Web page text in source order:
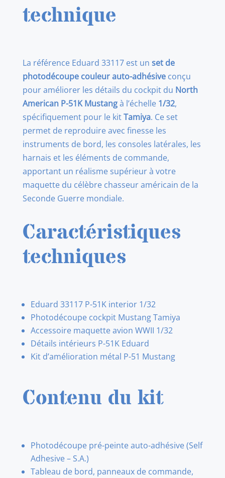
INTERIOR
technique
La référence Eduard 33117 est un set de
photodécoupe couleur auto-adhésiveconçu
pour améliorer les détails du cockpit du North
American P-51K Mustangà l’échelle 1/32,
spécifiquement pour le kitTamiya. Ce set
permet de reproduire avec finesse les
instruments de bord, les consoles latérales, les
harnais et les éléments de commande,
apportant un réalisme supérieur à votre
maquette du célèbre chasseur américain de la
Seconde Guerre mondiale.
Caractéristiques
techniques
Eduard 33117 P-51K interior 1/32
Photodécoupe cockpit Mustang Tamiya
Accessoire maquette avion WWII 1/32
Détails intérieurs P-51K Eduard
Kit d’amélioration métal P-51 Mustang
Contenu du kit
Photodécoupe pré-peinte auto-adhésive (Self
Adhesive – S.A.)
Tableau de bord, panneaux de commande,